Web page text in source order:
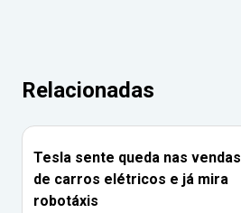
Relacionadas
Tesla sente queda nas vendas
de carros elétricos e já mira
robotáxis